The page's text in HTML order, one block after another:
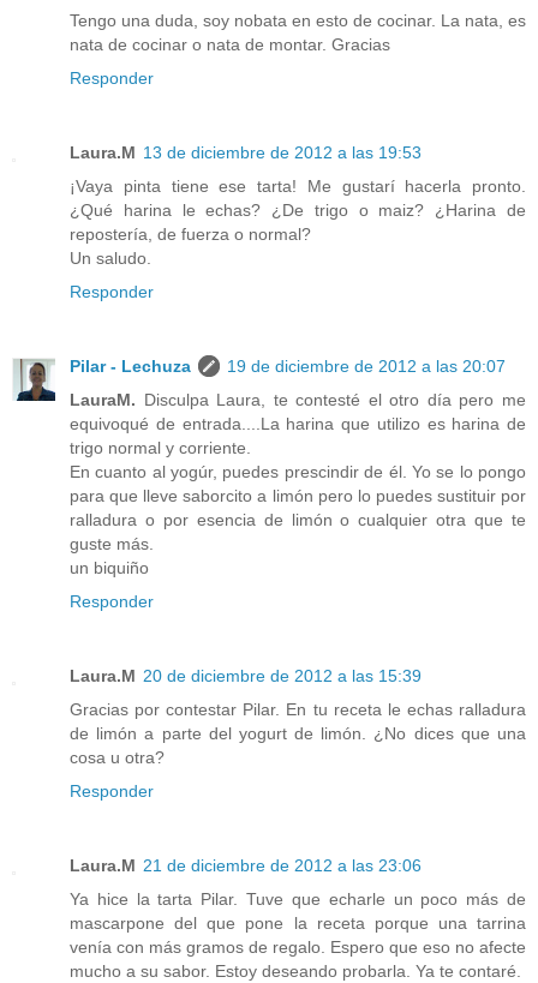
Tengo una duda, soy nobata en esto de cocinar. La nata, es
nata de cocinar o nata de montar. Gracias
Responder
Laura.M 13 de diciembre de 2012 a las 19:53
¡Vaya pinta tiene ese tarta! Me gustarí hacerla pronto.
¿Qué harina le echas? ¿De trigo o maiz? ¿Harina de
repostería, de fuerza o normal?
Un saludo.
Responder
Pilar - Lechuza
19 de diciembre de 2012 a las 20:07
LauraM. Disculpa Laura, te contesté el otro día pero me
equivoqué de entrada....La harina que utilizo es harina de
trigo normal y corriente.
En cuanto al yogúr, puedes prescindir de él. Yo se lo pongo
para que lleve saborcito a limón pero lo puedes sustituir por
ralladura o por esencia de limón o cualquier otra que te
guste más.
un biquiño
Responder
Laura.M 20 de diciembre de 2012 a las 15:39
Gracias por contestar Pilar. En tu receta le echas ralladura
de limón a parte del yogurt de limón. ¿No dices que una
cosa u otra?
Responder
Laura.M 21 de diciembre de 2012 a las 23:06
Ya hice la tarta Pilar. Tuve que echarle un poco más de
mascarpone del que pone la receta porque una tarrina
venía con más gramos de regalo. Espero que eso no afecte
mucho a su sabor. Estoy deseando probarla. Ya te contaré.